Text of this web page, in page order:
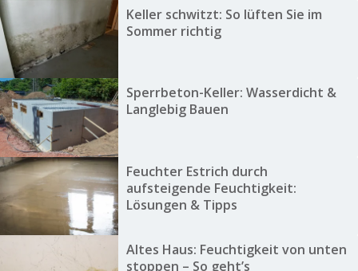
Keller schwitzt: So lüften Sie im
Sommer richtig
Sperrbeton-Keller: Wasserdicht &
Langlebig Bauen
Feuchter Estrich durch
aufsteigende Feuchtigkeit:
Lösungen & Tipps
Altes Haus: Feuchtigkeit von unten
stoppen – So geht’s